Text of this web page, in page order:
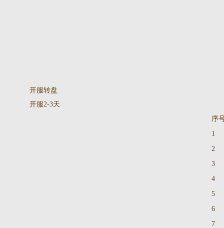
开服转盘
开服2-3天
序
1
2
3
4
5
6
7